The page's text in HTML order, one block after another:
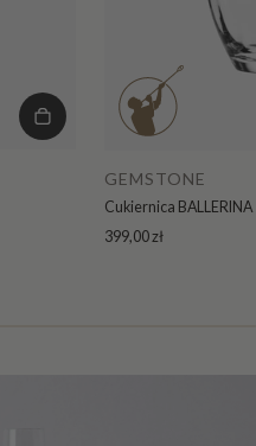
GEMSTONE
Cukiernica BALLERINA
399,00 zł